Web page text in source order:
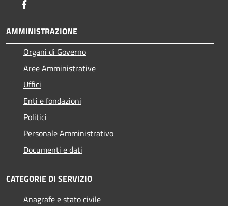
AMMINISTRAZIONE
Organi di Governo
Aree Amministrative
Uffici
Enti e fondazioni
Politici
Personale Amministrativo
Documenti e dati
CATEGORIE DI SERVIZIO
Anagrafe e stato civile